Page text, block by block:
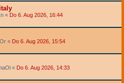
« Do 6. Aug 2026, 16:44
« Do 6. Aug 2026, 15:54
« Do 6. Aug 2026, 14:33